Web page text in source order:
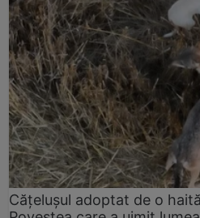
Cățelușul adoptat de o